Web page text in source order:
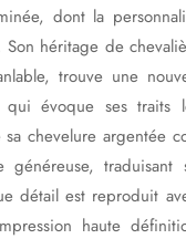
dont la
Son héritage de
trouve une
qui évoque ses traits
sa chevelure argentée
généreuse,
détail est reproduit
haute